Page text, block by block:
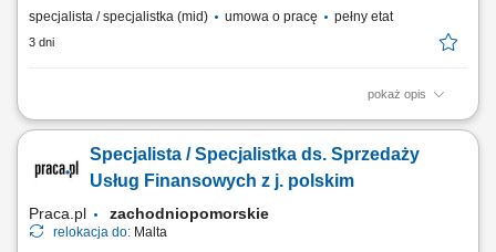
specjalista / specjalistka (mid) umowa o pracę pełny etat
3 dni
pokaż opis
Pozyskiwanie nowych klientów na wskazanym obszarze;
współpracy; Budowanie i utrzymywanie długofalowych relacji z
klientami biznesowymi; Realizacja celów sprzedażowych;
Specjalista / Specjalistka ds. Sprzedaży
Usług Finansowych z j. polskim
Praca.pl zachodniopomorskie
relokacja do: Malta